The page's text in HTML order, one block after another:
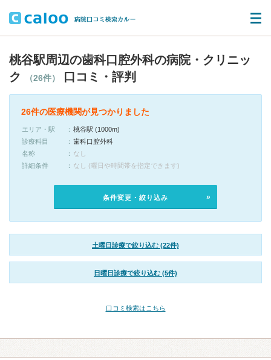
桃谷駅周辺の歯科口腔外科の病院・クリニッ
ク
（26件） 口コミ・評判
26件の医療機関が見つかりました
エリア・駅
桃谷駅 (1000m)
診療科目
歯科口腔外科
名称
なし
詳細条件
なし (曜日や時間帯を指定できます)
条件変更・絞り込み
土曜日診療で絞り込む (22件)
日曜日診療で絞り込む (5件)
口コミ検索はこちら